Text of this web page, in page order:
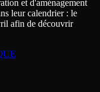
et d'aménagement
leur calendrier : le
afin de découvrir